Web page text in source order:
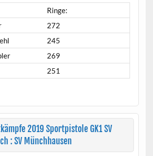
Ringe:
272
245
269
251
2019 Sportpistole GK1 SV
: SV Münchhausen